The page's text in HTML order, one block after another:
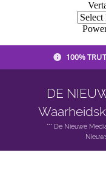
100%
DE
*** De Nieuwe